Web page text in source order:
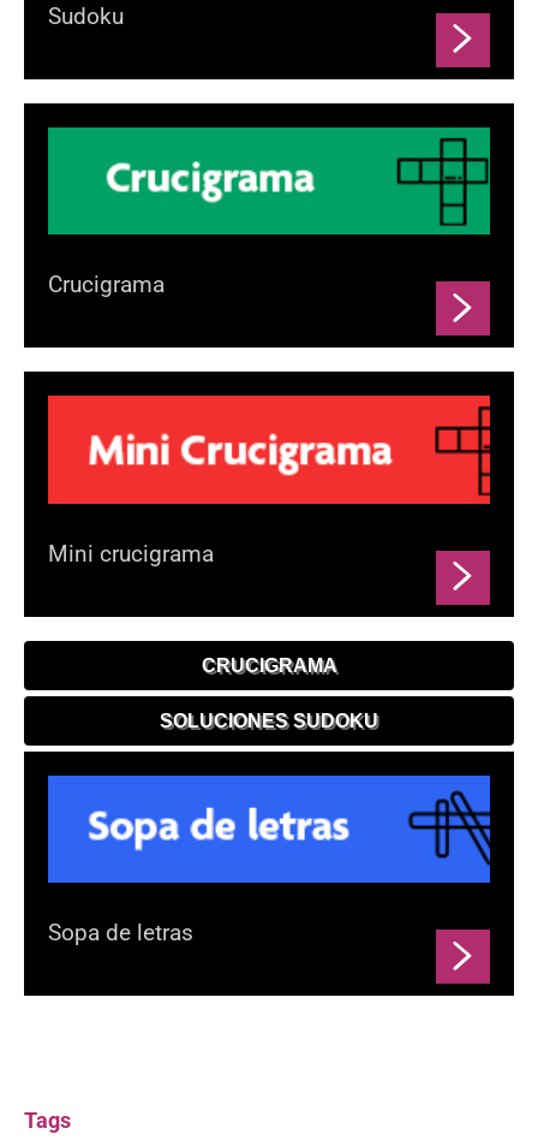
Sudoku
Crucigrama
Mini crucigrama
CRUCIGRAMA
SOLUCIONES SUDOKU
Sopa de letras
Tags